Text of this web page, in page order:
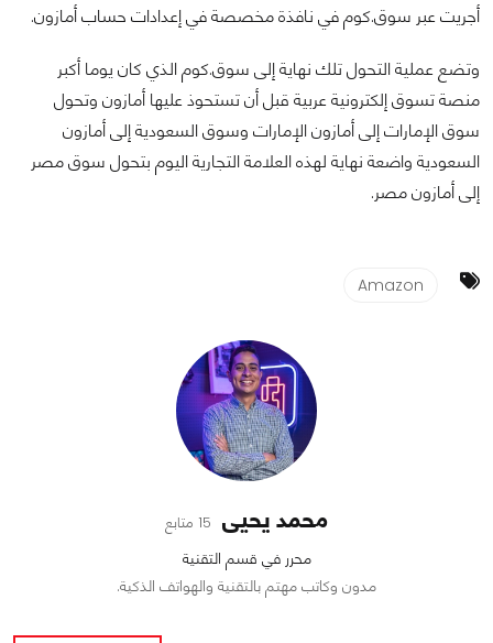
أجريت عبر سوق.كوم في نافذة مخصصة في إعدادات حساب أمازون.
وتضع عملية التحول تلك نهاية إلى سوق.كوم الذي كان يوما أكبر
منصة تسوق إلكترونية عربية قبل أن تستحوذ عليها أمازون وتحول
سوق الإمارات إلى أمازون الإمارات وسوق السعودية إلى أمازون
السعودية واضعة نهاية لهذه العلامة التجارية اليوم بتحول سوق مصر
إلى أمازون مصر.
Amazon
محمد يحيى 15 متابع
محرر في قسم التقنية
مدون وكاتب مهتم بالتقنية والهواتف الذكية.